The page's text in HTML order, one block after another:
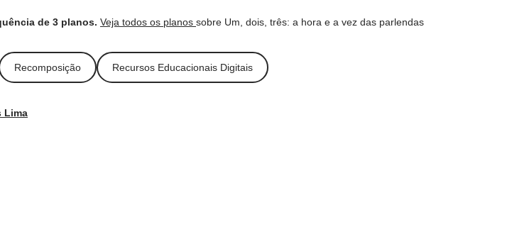
de 3 planos. Veja todos os planos sobre Um, dois, três: a hora e a vez das parlendas
Recomposição Recursos Educacionais Digitais
Lima